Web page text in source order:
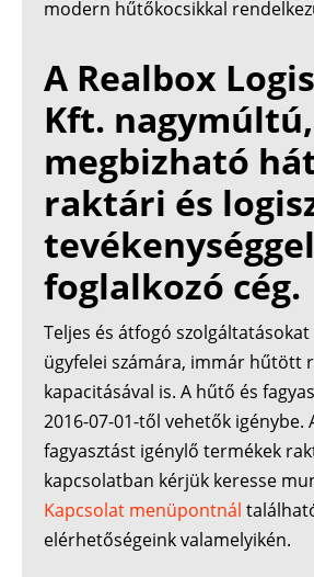
modern hűtőkocsikkal
A Realbox
Kft. nagymúltú,
megbizható
raktári és
tevékenységgel
foglalkozó cég.
Teljes és átfogó
ügyfelei számára, immár hűtött
kapacitásával is. A hűtő és
2016-07-01-től vehetők igénybe.
fagyasztást igénylő termékek
kapcsolatban kérjük keresse
Kapcsolat menüpontnál
elérhetőségeink valamelyikén.